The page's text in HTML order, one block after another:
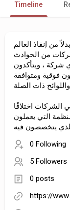
Timeline
من إنقاذ العالم
من الحوادث
شركة ، ويتأكدون
فوقية ومتوافقة
الشركات اختلافًا
التي يعملون
0 Following
5 Followers
0 posts
https://